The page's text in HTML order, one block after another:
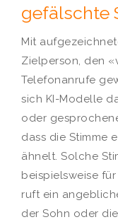
gefälschte
Mit
Zielperson, den
Telefonanrufe
sich KI-Modelle
oder
dass die Stimme
ähnelt. Solche
beispielsweise
ruft ein
der Sohn oder